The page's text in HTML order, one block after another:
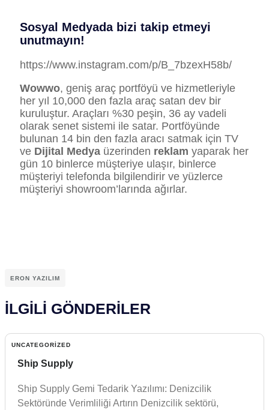
Sosyal Medyada bizi takip etmeyi
unutmayın!
https://www.instagram.com/p/B_7bzexH58b/
Wowwo, geniş araç portföyü ve hizmetleriyle
her yıl 10,000 den fazla araç satan dev bir
kuruluştur. Araçları %30 peşin, 36 ay vadeli
olarak senet sistemi ile satar. Portföyünde
bulunan 14 bin den fazla aracı satmak için TV
ve Dijital Medya üzerinden reklam yaparak her
gün 10 binlerce müşteriye ulaşır, binlerce
müşteriyi telefonda bilgilendirir ve yüzlerce
müşteriyi showroom’larında ağırlar.
ERON YAZILIM
İLGİLİ GÖNDERİLER
UNCATEGORIZED
Ship Supply
Ship Supply Gemi Tedarik Yazılımı: Denizcilik
Sektöründe Verimliliği Artırın Denizcilik sektörü,